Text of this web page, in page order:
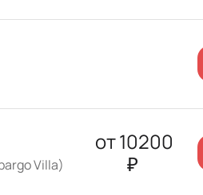
Villa)
от10200
₽